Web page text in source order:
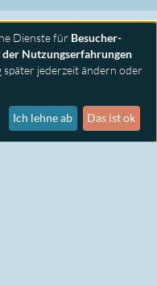
KONTAKT
Dienste für Besucher-
Nutzungserfahrungen
später jederzeit ändern oder
Ich lehne ab Das ist ok